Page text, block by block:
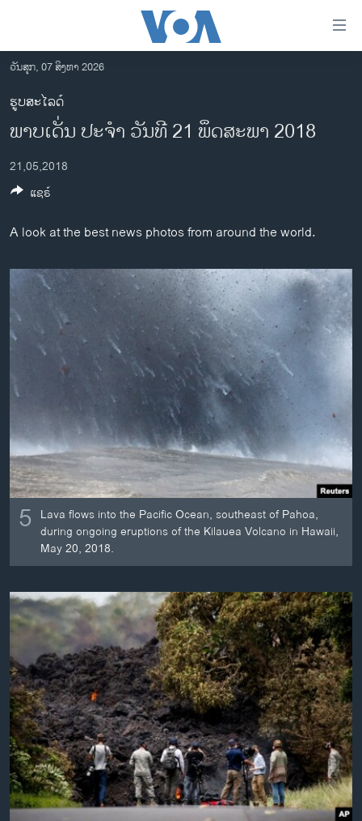
ເຂົ້າ
ຫາ
ຂ້າມ
ຂ້າມ
ໄປ
ຫາ
ຄົ້ນ
ລາວ
ອາເມຣິກາ
ການເລືອກຕັ້ງ ປະທານາທີບໍດີ ສະຫະລັດ 2024
ຂ່າວ​ຈີນ
ໂລກ
ອິດສະຫຼະພາບດ້ານການຂ່າວ
ຊີວິດຊາວລາວ
ຊຸມຊົນຊາວລາວ
ວິທະຍາສາດ-ເທັກໂນໂລຈີ
ພາສາອັງກິດ
ວີດີໂອ
ສຽງ
ລາຍການກະຈາຍສຽງ
ລາຍງານ
ຕິດຕາມພວກເຮົາ ທີ່
ພາສາຕ່າງໆ
ວັນສຸກ, 07 ສິງຫາ 2026
ຮູບສະໄລດ໌
ພາບເດັ່ນ ປະຈຳ ວັນທີ 21 ພຶດສະພາ 2018
21,05,2018
A look at the best news photos from around the world.
5 Lava flows into the Pacific Ocean, southeast of Pahoa,
during ongoing eruptions of the Kilauea Volcano in Hawaii,
May 20, 2018.
ແຊຣ໌